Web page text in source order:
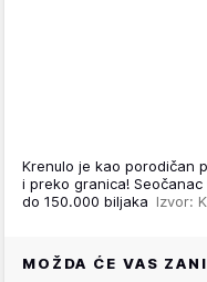
Krenulo je kao porodičan
i preko granica!
do 150.000 biljaka Izvor:
MOŽDA ĆE VAS